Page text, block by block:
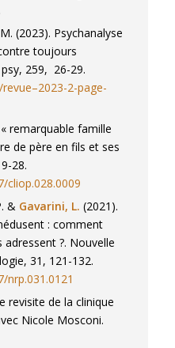
(2023). Psychanalyse
toujours
, 259, 26-29.
2-page-
remarquable famille
de père en fils et ses
28.
cliop.028.0009
&Gavarini, L. (2021).
: comment
adressent ?. Nouvelle
, 31, 121-132.
nrp.031.0121
revisite de la clinique
Nicole Mosconi.